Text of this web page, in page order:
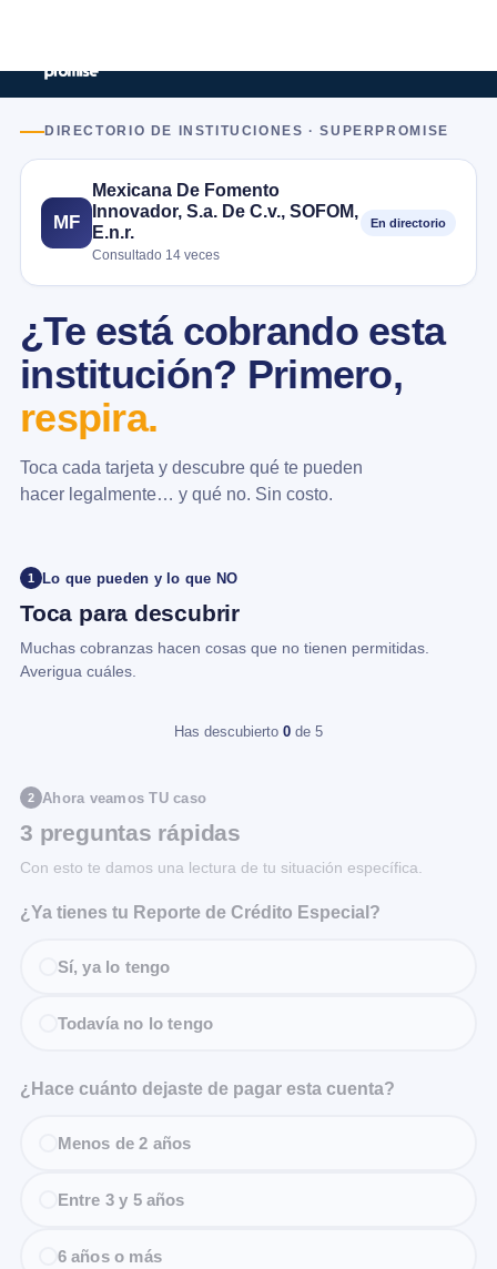
DIRECTORIO DE INSTITUCIONES · SUPERPROMISE
MF
Mexicana De Fomento
Innovador, S.a. De C.v., SOFOM,
E.n.r.
Consultado 14 veces
En directorio
¿Te está cobrando esta
institución? Primero,
respira.
Toca cada tarjeta y descubre qué te pueden
hacer legalmente… y qué no. Sin costo.
1 Lo que pueden y lo que NO
Toca para descubrir
Muchas cobranzas hacen cosas que no tienen permitidas.
Averigua cuáles.
Has descubierto 0 de 5
2 Ahora veamos TU caso
3 preguntas rápidas
Con esto te damos una lectura de tu situación específica.
¿Ya tienes tu Reporte de Crédito Especial?
Sí, ya lo tengo
Todavía no lo tengo
¿Hace cuánto dejaste de pagar esta cuenta?
Menos de 2 años
Entre 3 y 5 años
6 años o más